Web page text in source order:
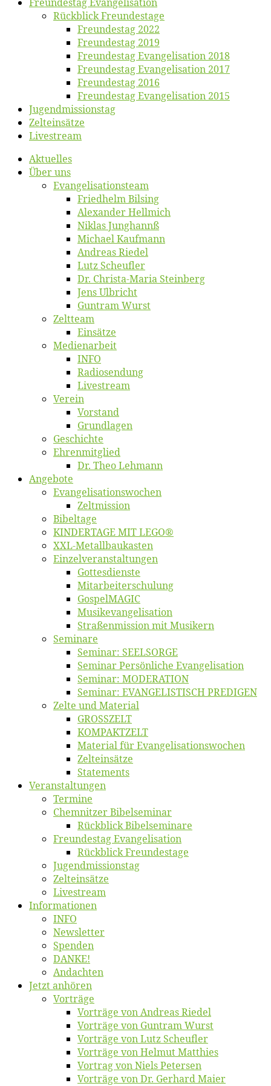
Rück­blick Freundestage
Freun­des­tag 2022
Freun­des­tag 2019
Freun­des­tag Evan­ge­li­sa­ti­on 2018
Freun­des­tag Evan­ge­li­sa­ti­on 2017
Freun­des­tag 2016
Freun­des­tag Evan­ge­li­sa­ti­on 2015
Jugend­mis­sions­tag
Zelt­ein­sät­ze
Live­stream
Ak­tu­el­les
Über uns
Evangelisa­tions­team
Fried­helm Bilsing
Alex­an­der Hellmich
Ni­klas Junghannß
Mi­cha­el Kaufmann
An­dre­as Riedel
Lutz Scheuf­ler
Dr. Chris­­ta-Ma­ria Steinberg
Jens Ulb­richt
Gun­tram Wurst
Zelt­team
Ein­sät­ze
Me­di­en­ar­beit
INFO
Ra­dio­sen­dung
Live­stream
Ver­ein
Vor­stand
Grund­la­gen
Ge­schich­te
Eh­ren­mit­glied
Dr. Theo Lehmann
An­ge­bo­te
Evangelisa­tions­wo­chen
Zelt­mis­si­on
Bi­bel­ta­ge
KINDERTAGE MIT LEGO®
XXL-Me­­tal­l­­bau­­kas­­ten
Einzelver­an­stal­tungen
Got­tes­diens­te
Mitarbeiter­schulung
Gos­pel­MA­GIC
Musikevan­ge­li­sa­tion
Straßenmis­sion mit Musikern
Se­mi­na­re
Se­mi­nar: SEELSORGE
Se­mi­nar Per­sön­li­che Evangelisation
Se­mi­nar: MODERATION
Se­mi­nar: EVANGELISTISCH PREDIGEN
Zel­te und Material
GROSSZELT
KOMPAKTZELT
Ma­te­ri­al für Evangelisationswochen
Zelt­ein­sät­ze
State­ments
Ver­an­stal­tun­gen
Ter­mi­ne
Chemnit­zer Bibelseminar
Rück­blick Bibelseminare
Freun­des­tag Evangelisation
Rück­blick Freundestage
Jugend­mis­sions­tag
Zelt­ein­sät­ze
Live­stream
Informatio­nen
INFO
News­let­ter
Spen­den
DANKE!
An­dach­ten
Jetzt an­hö­ren
Vor­trä­ge
Vor­trä­ge von An­dre­as Riedel
Vor­trä­ge von Gun­tram Wurst
Vor­trä­ge von Lutz Scheufler
Vor­trä­ge von Hel­mut Matthies
Vor­trag von Niels Petersen
Vor­trä­ge von Dr. Ger­hard Maier